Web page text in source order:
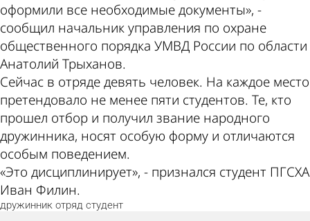
оформили все необходимые документы», -
сообщил начальник управления по охране
общественного порядка УМВД России по области
Анатолий Трыханов.
Сейчас в отряде девять человек. На каждое место
претендовало не менее пяти студентов. Те, кто
прошел отбор и получил звание народного
дружинника, носят особую форму и отличаются
особым поведением.
«Это дисциплинирует», - признался студент ПГСХА
Иван Филин.
дружинник отряд студент